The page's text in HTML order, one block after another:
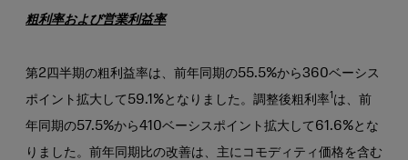
粗利率および営業利益率
第2四半期の粗利益率は、前年同期の55.5%から360ベーシス
ポイント拡大して59.1%となりました。調整後粗利率1 は、前
年同期の57.5%から410ベーシスポイント拡大して61.6%とな
りました。前年同期比の改善は、主にコモディティ価格を含む